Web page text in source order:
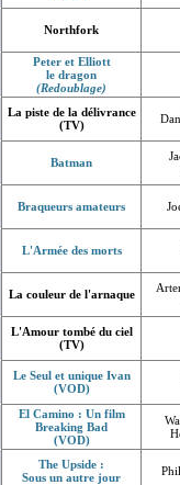
Northfork
Peter et Elliott
le dragon
(Redoublage)
La piste de la délivrance
(TV)
Batman
Braqueurs amateurs
L'Armée des morts
La couleur de l'arnaque
L'Amour tombé du ciel
(TV)
Le Seul et unique Ivan
(VOD)
El Camino : Un film
Breaking Bad
(VOD)
The Upside :
Sous un autre jour